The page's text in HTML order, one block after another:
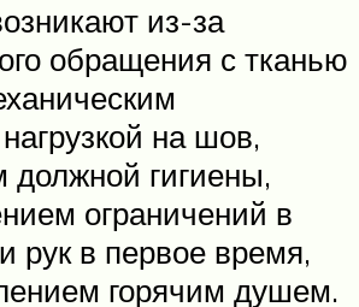
из-за
обращения с тканью
на шов,
должной гигиены,
ограничений в
рук в первое время,
горячим душем.